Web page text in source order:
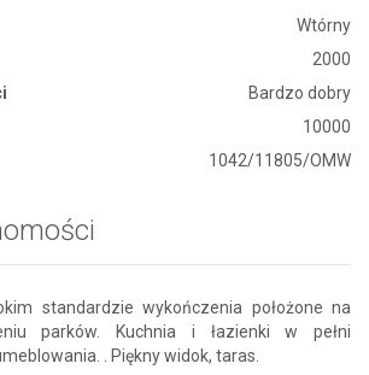
Wtórny
2000
Bardzo dobry
10000
1042/11805/OMW
standardzie wykończenia położone na
parków. Kuchnia i łazienki w pełni
. Piękny widok, taras.